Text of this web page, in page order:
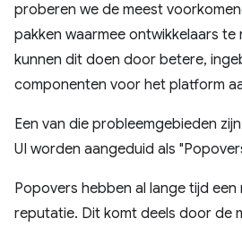
proberen we de meest
pakken waarmee ontwikkelaars te
kunnen dit doen door betere,
componenten voor het platform
Een van die probleemgebieden
UI worden aangeduid als
Popovers hebben al lange tijd
reputatie. Dit komt deels door de